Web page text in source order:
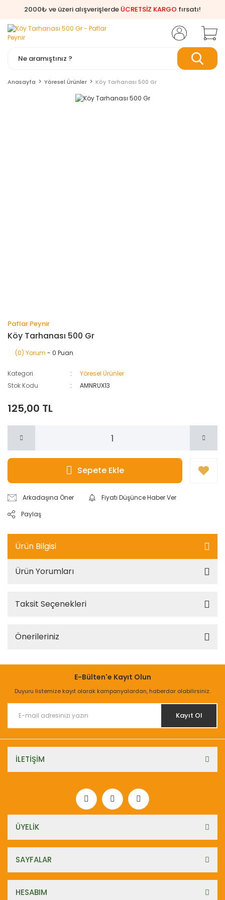
2000₺ ve üzeri alışverişlerde ÜCRETSİZ KARGO fırsatı!
Anasayfa Yöresel Ürünler Köy Tarhanası 500 Gr
Paflar Peynir
Köy Tarhanası 500 Gr
(0) Yorum - 0 Puan
Kategori
Yöresel Ürünler
Stok Kodu
AMNRUX13
125,00 TL
Sepete Ekle
Arkadaşına Öner
Fiyatı Düşünce Haber Ver
Paylaş
Ürün Bilgisi
Ürün Yorumları
Taksit Seçenekleri
Önerileriniz
E-Bülten'e Kayıt Olun
Duyuru listemize kayıt olarak kampanyalardan, haberdar olabilirsiniz.
Kayıt Ol
İLETİŞİM
ÜYELİK
SAYFALAR
HESABIM